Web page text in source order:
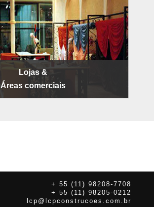
Lojas &
Áreas comerciais
+ 55 (11) 98208-7708
+ 55 (11) 98205-0212
lcp@lcpconstrucoes.com.br